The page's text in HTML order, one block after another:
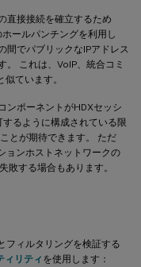
直接接続を確立するため
ールパンチングを利用し
間でパブリックなIPアドレス
。 これは、VoIP、統合コミ
ています。
ンポーネントがHDXセッシ
るように構成されている限
とが期待できます。 ただ
ョンホストネットワークの
敗する場合もあります。
フィルタリングを検証する
ィリティ を使用します：